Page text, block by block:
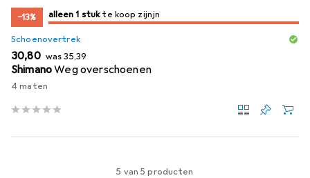
−13% slechts 1 item te koop zijn
alleen 1 stuk te koop zijn
Schoenovertrek
EUR
30,80 wasEUR
35,39
ShimanoWeg overschoenen
4 maten
5 van 5 producten